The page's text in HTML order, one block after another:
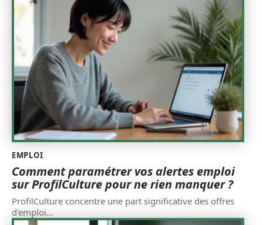
EMPLOI
Comment paramétrer vos alertes emploi
sur ProfilCulture pour ne rien manquer ?
ProfilCulture concentre une part significative des offres
d'emploi…